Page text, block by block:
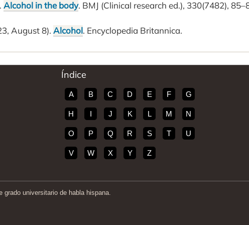
Alcohol in the body. BMJ (Clinical research ed.), 330(7482),
August 8). Alcohol. Encyclopedia Britannica.
Índice
A B C D E F G
H J K L M N
O P Q R S T U
V W X Y Z
universitario de habla hispana.